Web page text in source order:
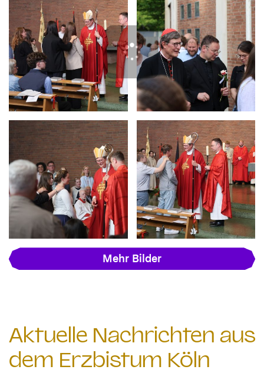
Mehr Bilder
Aktuelle Nachrichten aus
dem Erzbistum Köln